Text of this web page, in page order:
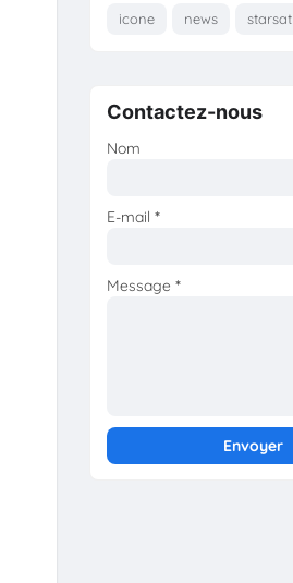
icone news starsat
Contactez-nous
Nom
E-mail *
Message *